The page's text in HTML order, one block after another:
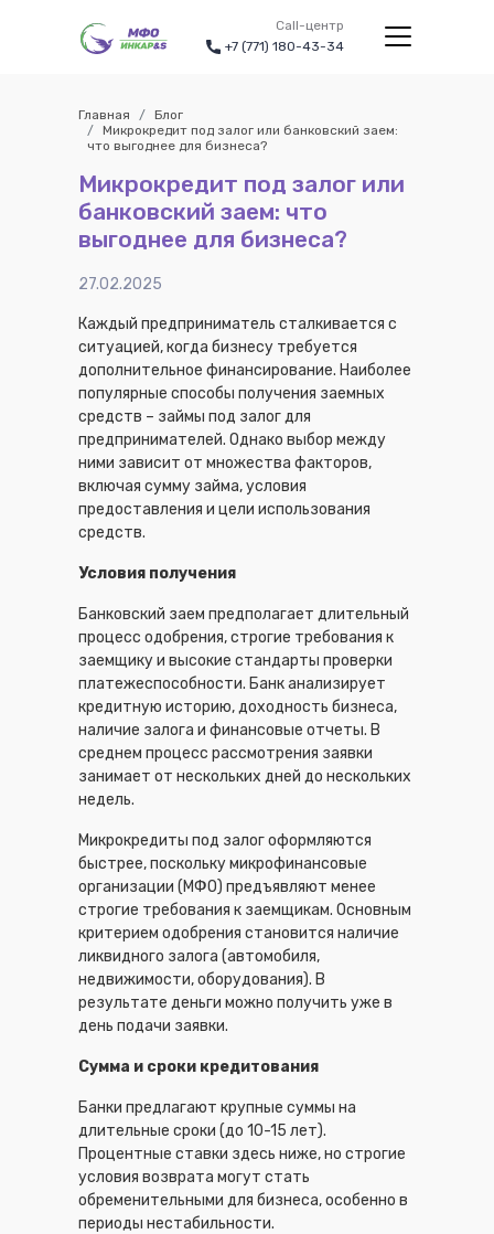
Call-центр
+7 (771) 180-43-34
Главная
Блог
Микрокредит под залог или банковский заем:
что выгоднее для бизнеса?
Микрокредит под залог или
банковский заем: что
выгоднее для бизнеса?
27.02.2025
Каждый предприниматель сталкивается с
ситуацией, когда бизнесу требуется
дополнительное финансирование. Наиболее
популярные способы получения заемных
средств – займы под залог для
предпринимателей. Однако выбор между
ними зависит от множества факторов,
включая сумму займа, условия
предоставления и цели использования
средств.
Условия получения
Банковский заем предполагает длительный
процесс одобрения, строгие требования к
заемщику и высокие стандарты проверки
платежеспособности. Банк анализирует
кредитную историю, доходность бизнеса,
наличие залога и финансовые отчеты. В
среднем процесс рассмотрения заявки
занимает от нескольких дней до нескольких
недель.
Микрокредиты под залог оформляются
быстрее, поскольку микрофинансовые
организации (МФО) предъявляют менее
строгие требования к заемщикам. Основным
критерием одобрения становится наличие
ликвидного залога (автомобиля,
недвижимости, оборудования). В
результате деньги можно получить уже в
день подачи заявки.
Сумма и сроки кредитования
Банки предлагают крупные суммы на
длительные сроки (до 10-15 лет).
Процентные ставки здесь ниже, но строгие
условия возврата могут стать
обременительными для бизнеса, особенно в
периоды нестабильности.